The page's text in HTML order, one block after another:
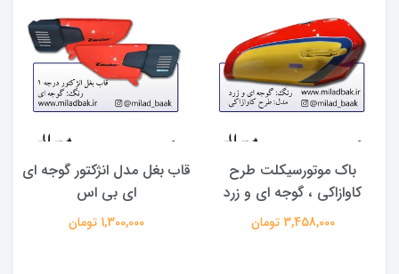
باک موتورسیکلت طرح
کاوازاکی ، گوجه ای و زرد
3,458,000 تومان
قاب بغل مدل انژکتور گوجه ای
ای بی اس
1,300,000 تومان